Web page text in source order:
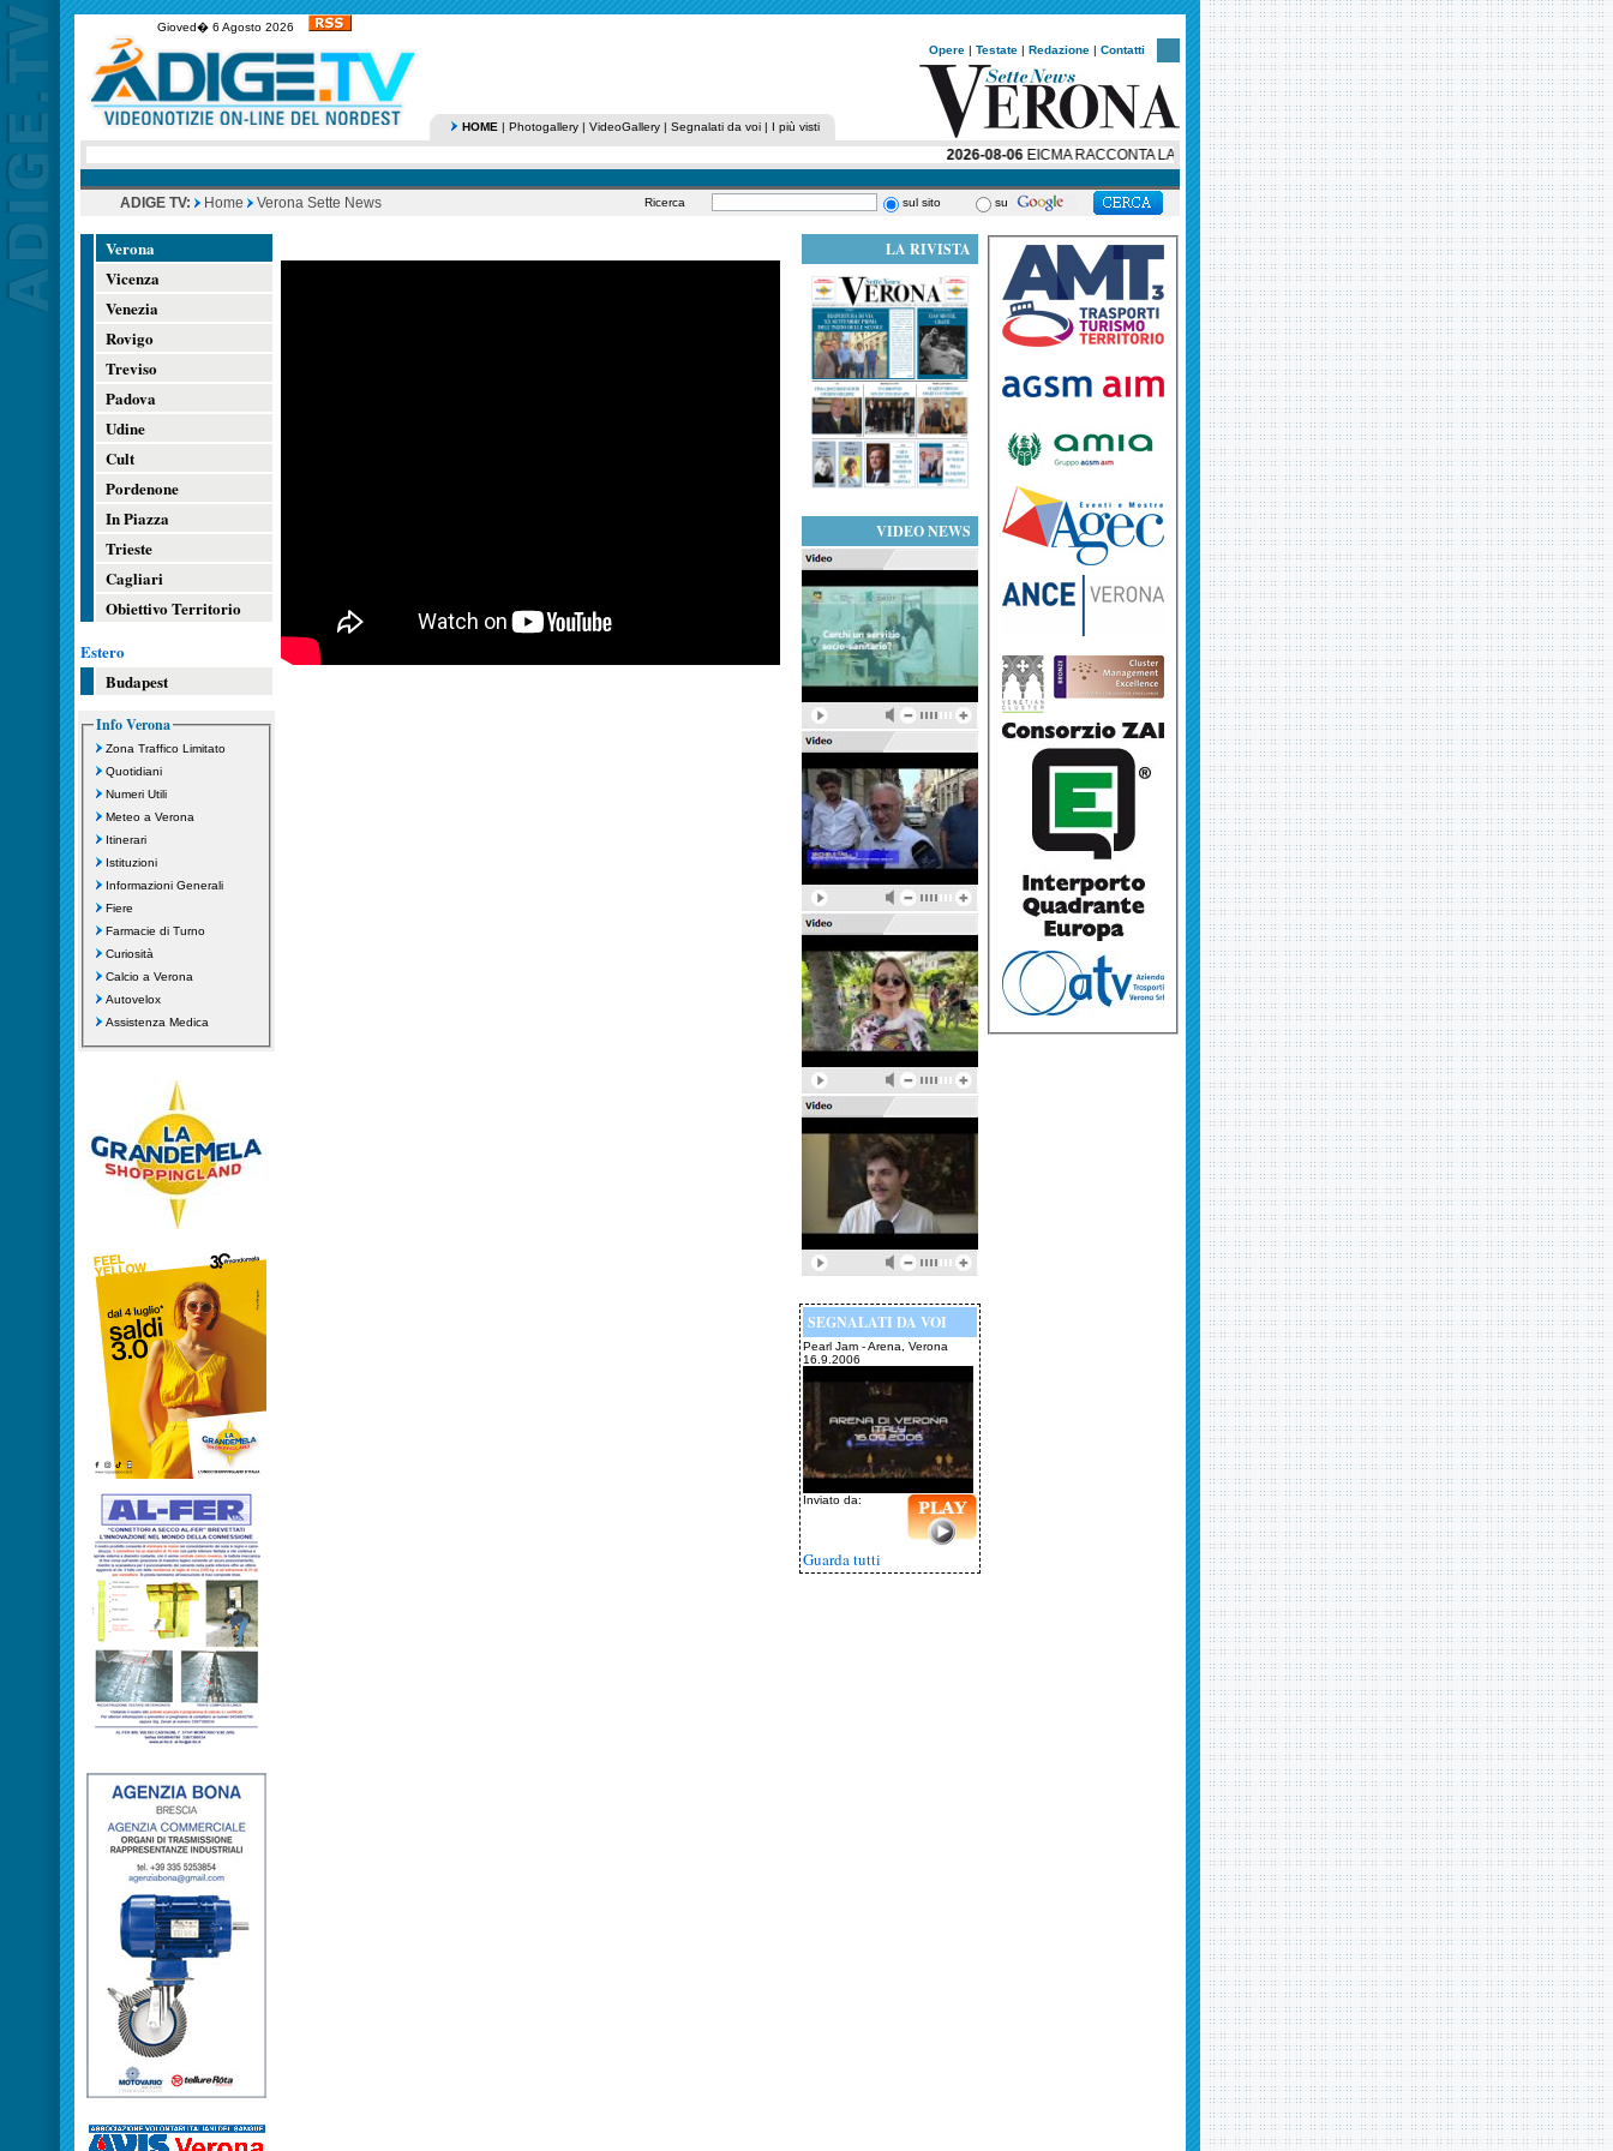
Gioved� 6 Agosto 2026
Opere | Testate | Redazione | Contatti
HOME | Photogallery | VideoGallery | Segnalati da voi | I più visti
2026-08-06EICMA RACCONTA LA SUA STORIA: AL VIA UNA SERIE SOCIAL IN OTTO EPISODI PER
ADIGE TV: Home Verona Sette News Ricerca sul sito su
Verona
Vicenza
Venezia
Rovigo
Treviso
Padova
Udine
Cult
Pordenone
In Piazza
Trieste
Cagliari
Obiettivo Territorio
Estero
Budapest
Info Verona
Zona Traffico Limitato
Quotidiani
Numeri Utili
Meteo a Verona
Itinerari
Istituzioni
Informazioni Generali
Fiere
Farmacie di Turno
Curiosità
Calcio a Verona
Autovelox
Assistenza Medica
LA RIVISTA
VIDEO NEWS
SEGNALATI DA VOI
Pearl Jam - Arena, Verona
16.9.2006
Inviato da:
Guarda tutti